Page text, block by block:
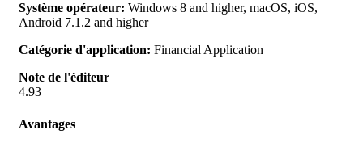
Système opérateur: Windows 8 and higher, macOS, iOS,
Android 7.1.2 and higher
Catégorie d'application: Financial Application
Note de l'éditeur
4.93
Avantages